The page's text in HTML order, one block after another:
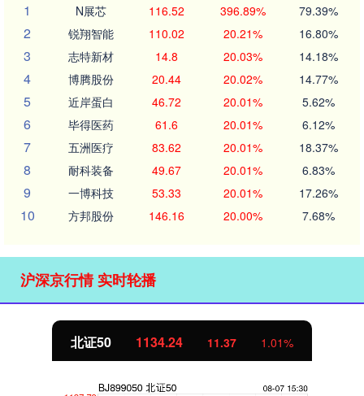
1
N展芯 116.52 396.89% 79.39%
2 锐翔智能 110.02 20.21% 16.80%
3 志特新材 14.8 20.03% 14.18%
4 博腾股份 20.44 20.02% 14.77%
5 近岸蛋白 46.72 20.01% 5.62%
6 毕得医药 61.6 20.01% 6.12%
7 五洲医疗 83.62 20.01% 18.37%
8 耐科装备 49.67 20.01% 6.83%
9 一博科技 53.33 20.01% 17.26%
10 方邦股份 146.16 20.00% 7.68%
沪深京行情 实时轮播
北证50 1134.24 11.37 1.01%